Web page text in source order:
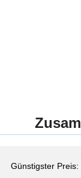
Günstigster Preis: